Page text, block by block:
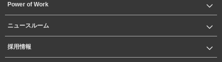
Power of Work
ニュースルーム
採用情報